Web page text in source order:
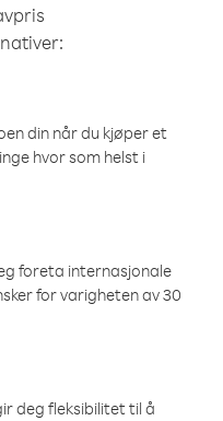
din når du kjøper et
hvor som helst i
foreta internasjonale
for varigheten av 30
deg fleksibilitet til å